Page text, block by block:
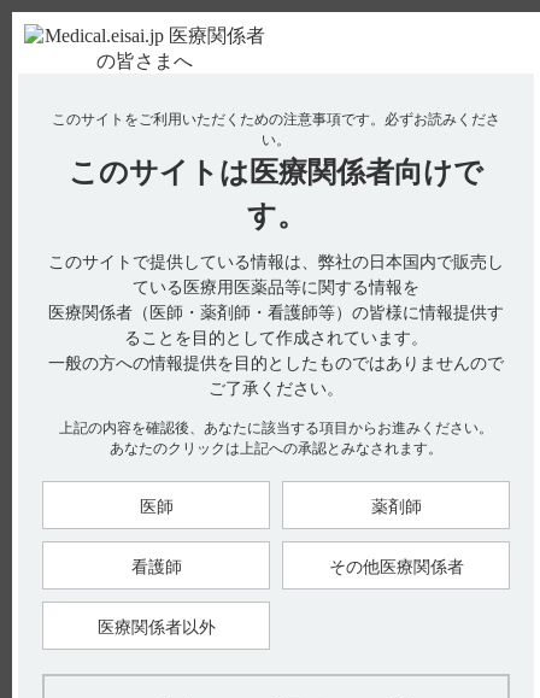
使用期限検索 Drug Information
No : 20474
【タスフィゴ】 爪障害の副作用について教えて
【タスフィゴ】
爪障害の副作用について教えてください。
電子添文には、爪障害に関する以下の記載があります。
11.2 その他の副作用（引用1）
し記載しています。（引用2）
適正使用ガイドには、爪障害に関する以下の情報があります。
（引用3）
●爪障害
・本剤の投与により、爪囲炎（22.2%）、爪変色（19.0%）、
このサイトをご利用いただくための注意事項です。 必ずお読みくださ
い。
このサイトは 医療関係者向けで
す。
このサイトで提供している情報は、弊社の日本国内で販売し
ている医療用医薬品等に関する情報を
医療関係者（医師・薬剤師・看護師等）の皆様に情報提供す
ることを目的として作成されています。
一般の方への情報提供を目的としたものではありませんので
ご了承ください。
上記の内容を確認後、あなたに該当する項目からお進みください。
あなたのクリックは上記への承認とみなされます。
医師 薬剤師
看護師 その他医療関係者
医療関係者以外